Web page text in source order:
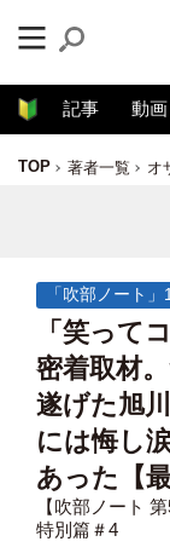
記事 動画
TOP 著者一覧 オ
「吹部ノート
「笑って
密着取材
遂げた旭
には悔し
あった【最
【吹部ノート
特別篇＃4